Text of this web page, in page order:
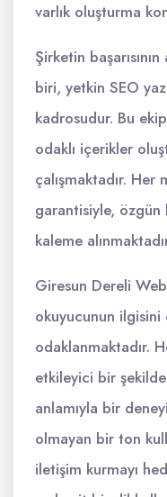
varlık oluşturma
Şirketin
biri, yetkin SEO
kadrosudur. Bu
odaklı içerikler
çalışmaktadır.
garantisiyle, özgün
kaleme
Giresun Dereli Web
okuyucunun ilgisini
odaklanmaktadır.
etkileyici bir
anlamıyla bir
olmayan bir ton
iletişim kurmayı